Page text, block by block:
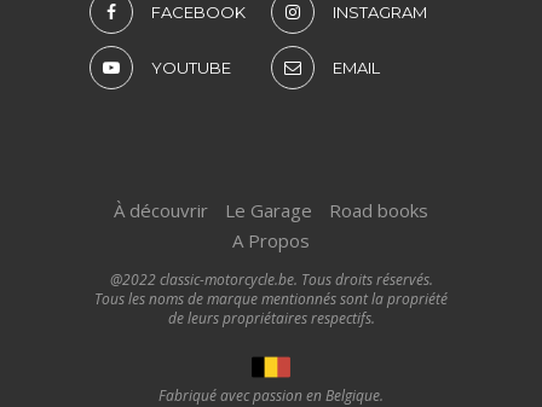
FACEBOOK INSTAGRAM
YOUTUBE EMAIL
À découvrir Le Garage
Road books
A Propos
@2022 classic-motorcycle.be. Tous droits réservés.
Tous les noms de marque mentionnés sont la propriété
de leurs propriétaires respectifs.
Fabriqué avec passion en Belgique.